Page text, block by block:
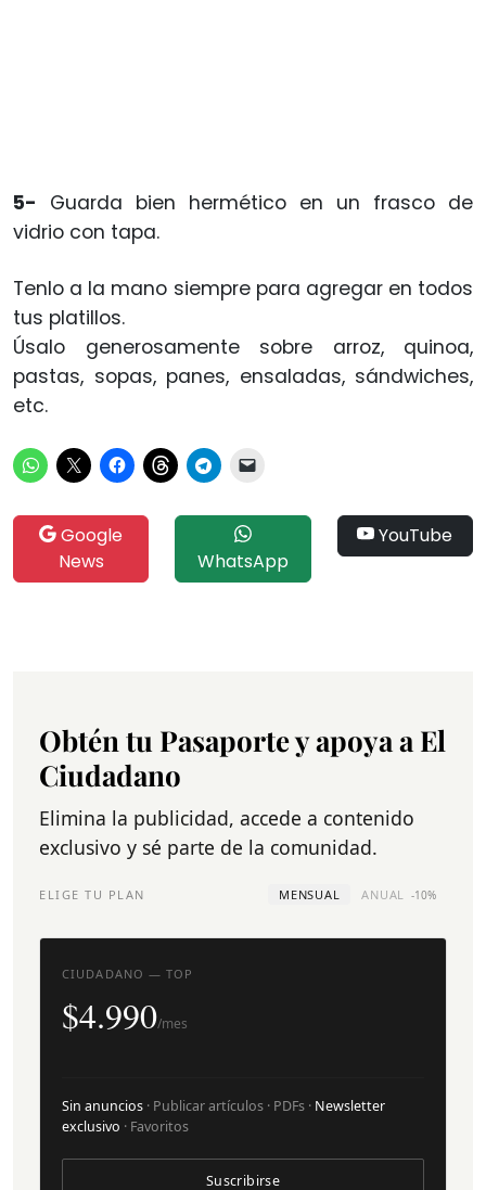
5- Guarda bien hermético en un frasco de
vidrio con tapa.
Tenlo a la mano siempre para agregar en todos
tus platillos.
Úsalo generosamente sobre arroz, quinoa,
pastas, sopas, panes, ensaladas, sándwiches,
etc.
Google
News
WhatsApp
YouTube
Obtén tu Pasaporte y apoya a El
Ciudadano
Elimina la publicidad, accede a contenido
exclusivo y sé parte de la comunidad.
ELIGE TU PLAN MENSUAL ANUAL -10%
CIUDADANO — TOP
$4.990/mes
Sin anuncios · Publicar artículos · PDFs · Newsletter
exclusivo · Favoritos
Suscribirse